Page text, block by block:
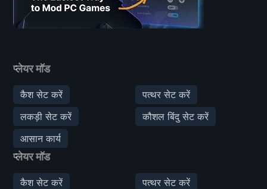
प्लेयर मॉड
कैश सेट करें
पत्थर सेट करें
लकड़ी सेट करें
कौशल बिंदु सेट करें
आसान कार्य
प्लेयर मॉड
कैश सेट करें
पत्थर सेट करें